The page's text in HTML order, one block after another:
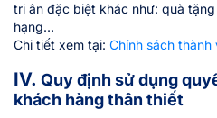
tri ân đặc biệt khác như: quà
hạng…
Chi tiết xem tại: Chính sách thành
IV. Quy định sử dụng
khách hàng thân thiết